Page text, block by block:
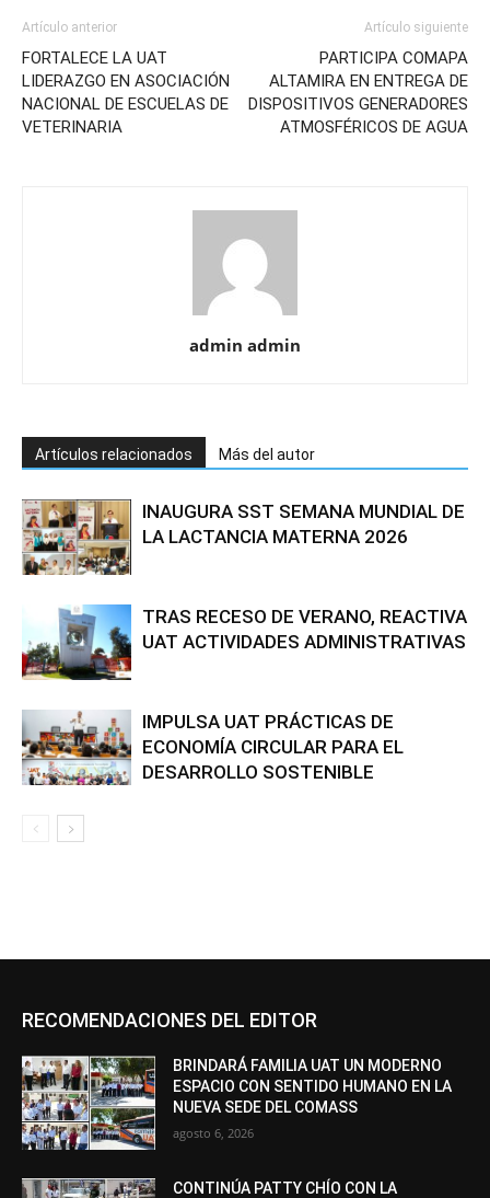
Artículo anterior
FORTALECE LA UAT
LIDERAZGO EN ASOCIACIÓN
NACIONAL DE ESCUELAS DE
VETERINARIA
Artículo siguiente
PARTICIPA COMAPA
ALTAMIRA EN ENTREGA DE
DISPOSITIVOS GENERADORES
ATMOSFÉRICOS DE AGUA
admin admin
Artículos relacionados Más del autor
INAUGURA SST SEMANA MUNDIAL DE
LA LACTANCIA MATERNA 2026
TRAS RECESO DE VERANO, REACTIVA
UAT ACTIVIDADES ADMINISTRATIVAS
IMPULSA UAT PRÁCTICAS DE
ECONOMÍA CIRCULAR PARA EL
DESARROLLO SOSTENIBLE
RECOMENDACIONES DEL EDITOR
BRINDARÁ FAMILIA UAT UN MODERNO
ESPACIO CON SENTIDO HUMANO EN LA
NUEVA SEDE DEL COMASS
agosto 6, 2026
CONTINÚA PATTY CHÍO CON LA